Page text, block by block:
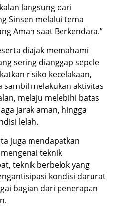
langsung dari
Sinsen melalui tema
Aman saat Berkendara.”
diajak memahami
sering dianggap sepele
risiko kecelakaan,
melakukan aktivitas
melaju melebihi batas
jarak aman, hingga
lelah.
juga mendapatkan
teknik
teknik berbelok yang
kondisi darurat
bagian dari penerapan